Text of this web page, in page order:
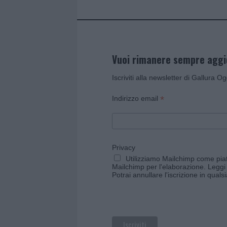
Vuoi rimanere sempre
Iscriviti alla newsletter di Gallura
Indirizzo email *
Privacy
Utilizziamo Mailchimp come
Mailchimp per l'elaborazione.
Potrai annullare l'iscrizione in